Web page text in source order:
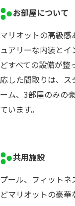
お部屋について
マリオットの高級
ュアリーな内装と
どすべての設備が
応した間取りは、ス
ーム、3部屋のみの
ています。
共用施設
プール、フィット
どマリオットの豪華